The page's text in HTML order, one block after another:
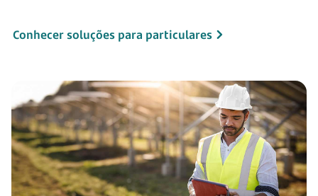
Conhecer soluções para particulares